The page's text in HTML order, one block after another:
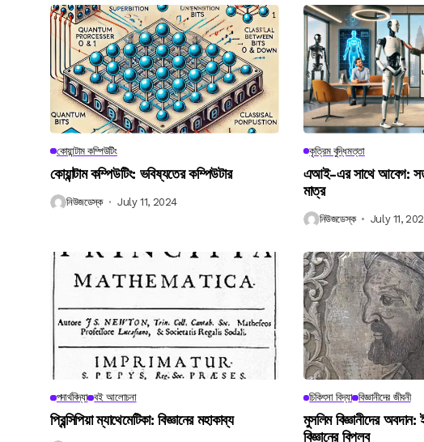
কোয়ান্টাম কম্পিউটিং
কোয়ান্টাম কম্পিউটিং: ভবিষ্যতের কম্পিউটার
নিউজডেস্ক July 11, 2024
কৃত্রিম বুদ্ধিমত্তা
এআই-এর সাথে আবেগ:
মাত্র
নিউজডেস্ক July 11,
পদার্থবিদ্যা বই আলোচনা
প্রিন্সিপিয়া ম্যাথেমেটিকা: বিজ্ঞানের মহাকাব্য
চিকিৎসা বিদ্যা বিজ্ঞানীদের জীবনী
মুসলিম বিজ্ঞানীদের অবদান:
বিজ্ঞানের বিপ্লব